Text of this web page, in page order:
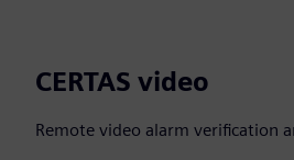
CERTAS video
Remote video alarm verification